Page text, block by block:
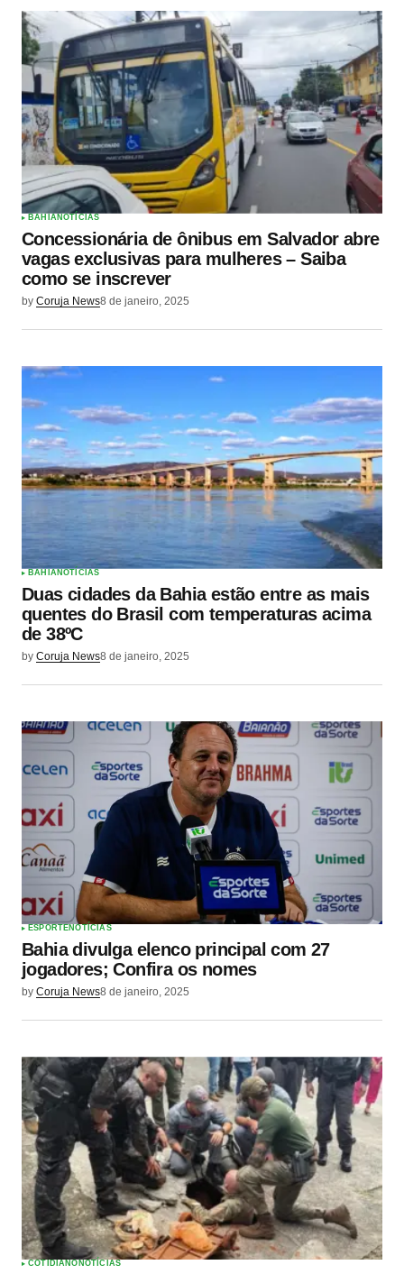
BAHIA NOTÍCIAS
Concessionária de ônibus em Salvador abre
vagas exclusivas para mulheres – Saiba
como se inscrever
by Coruja News8 de janeiro, 2025
BAHIA NOTÍCIAS
Duas cidades da Bahia estão entre as mais
quentes do Brasil com temperaturas acima
de 38ºC
by Coruja News8 de janeiro, 2025
ESPORTENOTÍCIAS
Bahia divulga elenco principal com 27
jogadores; Confira os nomes
by Coruja News8 de janeiro, 2025
COTIDIANO NOTÍCIAS